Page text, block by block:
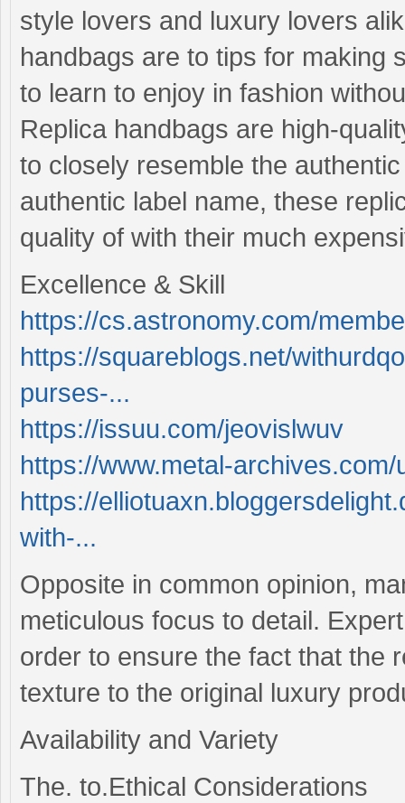
style lovers and luxury lovers
handbags are to tips for making
to learn to enjoy in fashion
Replica handbags are high-
to closely resemble the
authentic label name, these
quality of with their much
Excellence & Skill
https://cs.astronomy.com/
https://squareblogs.net/
purses-...
https://issuu.com/jeovislwuv
https://www.metal-
https://
with-...
Opposite in common opinion,
meticulous focus to detail.
order to ensure the fact that the
texture to the original luxury
Availability and Variety
The. to.Ethical Considerations